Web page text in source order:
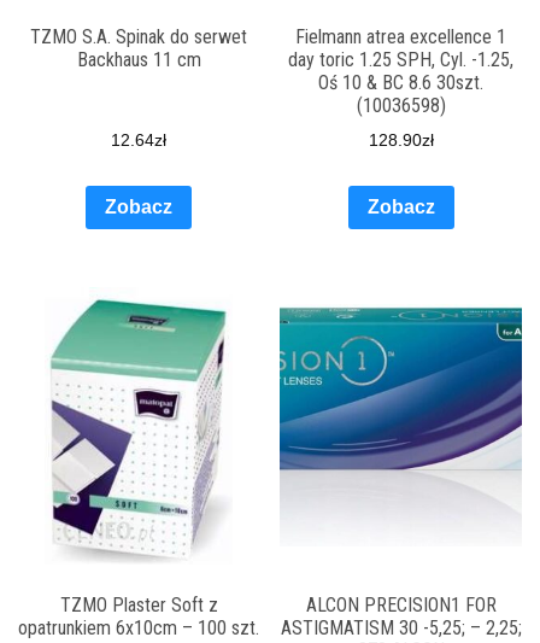
TZMO S.A. Spinak do serwet
Backhaus 11 cm
12.64zł
Zobacz
Fielmann atrea excellence 1
day toric 1.25 SPH, Cyl. -1.25,
Oś 10 & BC 8.6 30szt.
(10036598)
128.90zł
Zobacz
TZMO Plaster Soft z
opatrunkiem 6x10cm – 100 szt.
ALCON PRECISION1 FOR
ASTIGMATISM 30 -5,25; – 2,25;